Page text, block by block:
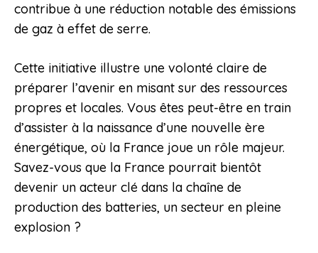
contribue à une réduction notable des émissions
de gaz à effet de serre.
Cette initiative illustre une volonté claire de
préparer l’avenir en misant sur des ressources
propres et locales. Vous êtes peut-être en train
d’assister à la naissance d’une nouvelle ère
énergétique, où la France joue un rôle majeur.
Savez-vous que la France pourrait bientôt
devenir un acteur clé dans la chaîne de
production des batteries, un secteur en pleine
explosion ?